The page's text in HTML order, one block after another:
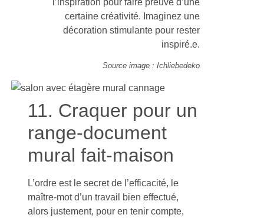
certaine créativité. Imaginez une
décoration stimulante pour rester
inspiré.e.
Source image : Ichliebedeko
11. Craquer pour un
range-document
mural fait-maison
L’ordre est le secret de l’efficacité, le
maître-mot d’un travail bien effectué,
alors justement, pour en tenir compte,